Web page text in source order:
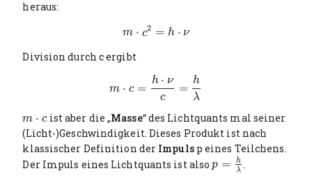
heraus:
m ⋅ c2 = h ⋅ ν
m⋅c 2=h⋅ν
Division durch c ergibt
m ⋅ c =
h ⋅ ν
c
=
h
λ
m ⋅c= h⋅νc= hλ
m ⋅ c
m ⋅c ist aber die „Masse“ des Lichtquants mal seiner
(Licht-)Geschwindigkeit. Dieses Produkt ist nach
klassischer Definition der Impuls p eines Teilchens.
Der Impuls eines Lichtquants ist alsop =
h
λ
p =h λ .